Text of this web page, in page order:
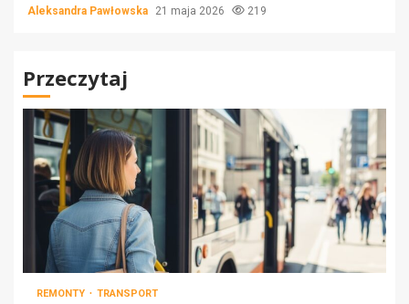
Aleksandra Pawłowska 21 maja 2026 219
Przeczytaj
REMONTY TRANSPORT